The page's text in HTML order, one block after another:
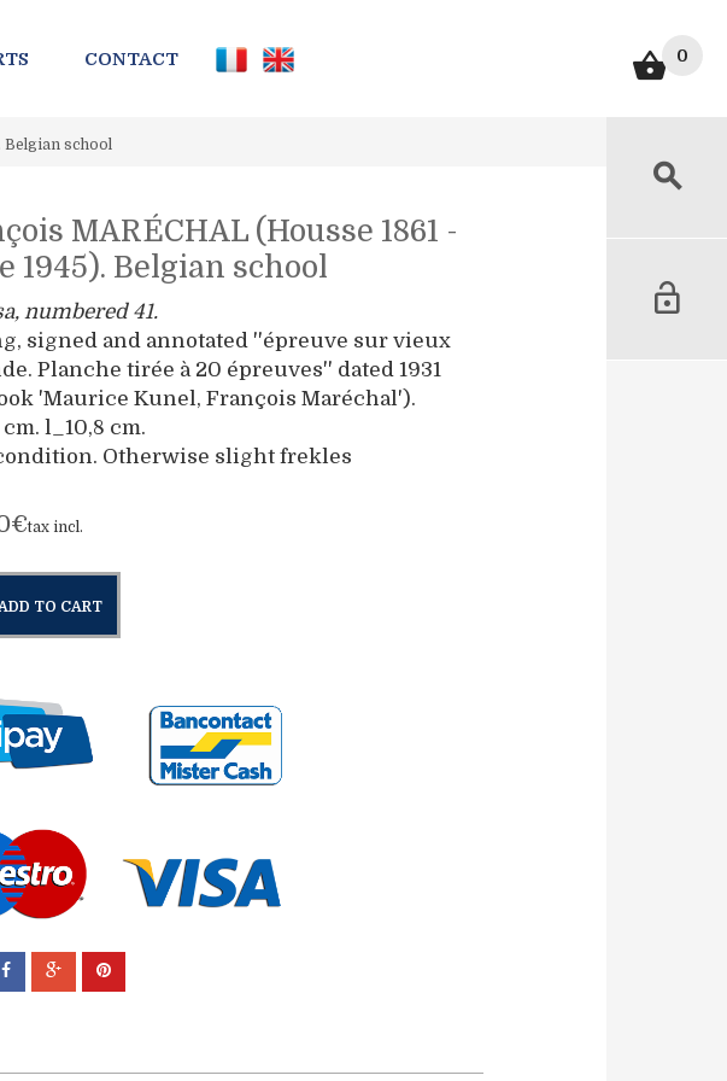
0
CONTACT
Belgian school
MARÉCHAL (Housse 1861 -
1945). Belgian school
numbered 41.
signed and annotated ''épreuve sur vieux
Planche tirée à 20 épreuves'' dated 1931
'Maurice Kunel, François Maréchal').
cm. l_10,8 cm.
Otherwise slight frekles
tax incl.
TO CART